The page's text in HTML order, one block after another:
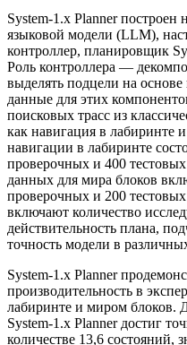
System-1.x Planner
языковой модели (LLM),
контроллер, планировщик
Роль контроллера —
выделять подцели на
данные для этих
поисковых трасс из
как навигация в лабиринте
навигации в лабиринте
проверочных и 400
данных для мира блоков
проверочных и 200
включают количество
действительность плана,
точность модели в
System-1.x Planner
производительность в
лабиринте и миром блоков.
System-1.x Planner достиг
количестве 13,6 состояний,